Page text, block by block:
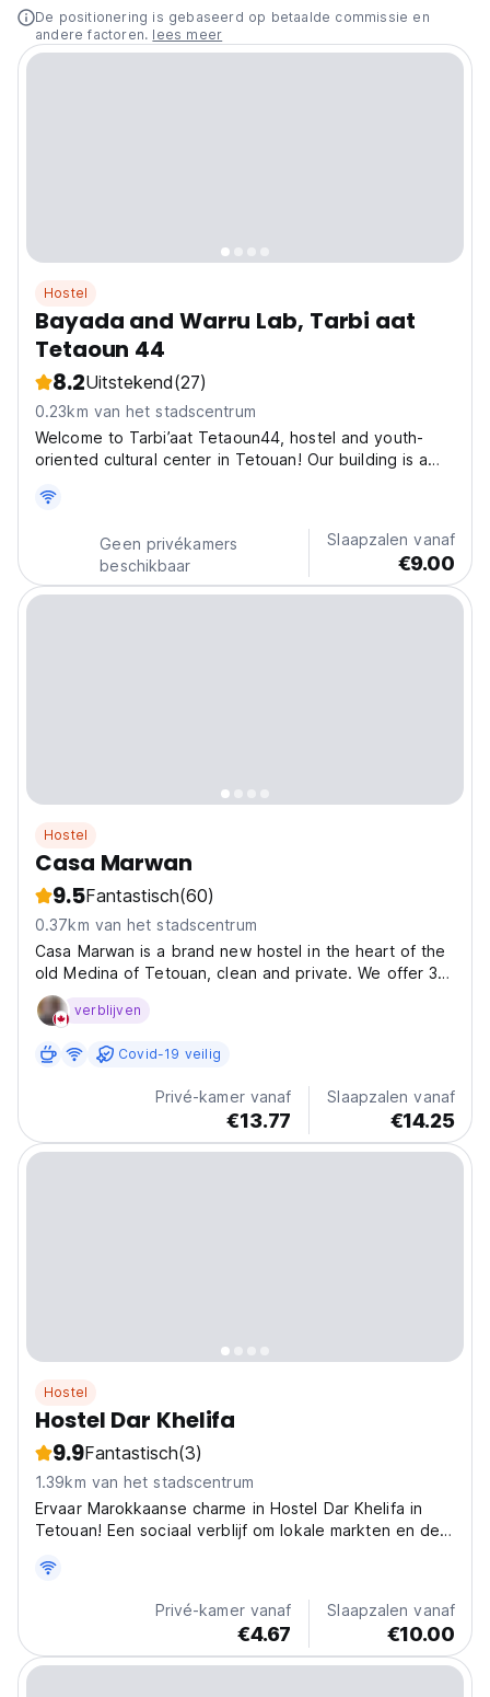
De positionering is gebaseerd op betaalde commissie en
andere factoren. lees meer
Hostel
Bayada and Warru Lab, Tarbi aat
Tetaoun 44
8.2Uitstekend(27)
0.23km van het stadscentrum
Welcome to Tarbi’aat Tetaoun44, hostel and youth-
oriented cultural center in Tetouan! Our building is a
end of the 16th century. This house was associated to
the Ghailan family, a reigning family at...
Geen privékamers
beschikbaar
Slaapzalen vanaf
€9.00
Hostel
Casa Marwan
9.5Fantastisch(60)
0.37km van het stadscentrum
Casa Marwan is a brand new hostel in the heart of the
old Medina of Tetouan, clean and private. We offer 3
private rooms and 1 mixed shared room with six beds.
Common areas include 1 living room, 2 clean
views...
verblijven
Covid-19 veilig
Privé-kamer vanaf
€13.77
Slaapzalen vanaf
€14.25
Hostel
Hostel Dar Khelifa
9.9Fantastisch(3)
1.39km van het stadscentrum
Ervaar Marokkaanse charme in Hostel Dar Khelifa in
Tetouan! Een sociaal verblijf om lokale markten en de
onderdompeling. (Auto-translated from original
Privé-kamer vanaf
€4.67
Slaapzalen vanaf
€10.00